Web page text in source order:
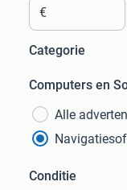
€
Categorie
Computers en
Alle
Conditie